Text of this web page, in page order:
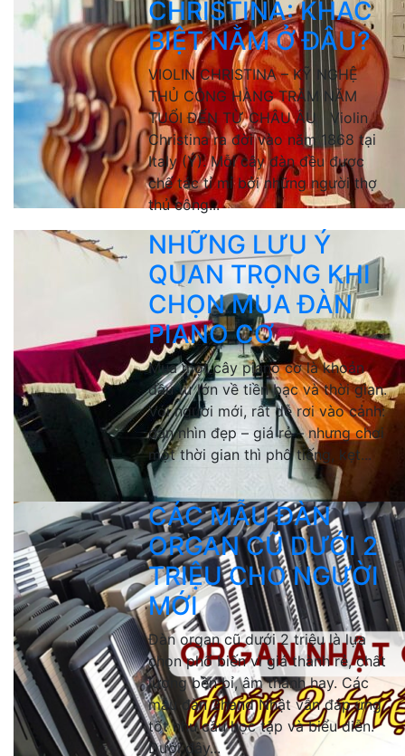
CHRISTINA: KHÁC
BIỆT NẰM Ở ĐÂU?
VIOLIN CHRISTINA – KỸ NGHỆ
THỦ CÔNG HÀNG TRĂM NĂM
TUỔI ĐẾN TỪ CHÂU ÂU Violin
Christina ra đời vào năm 1868 tại
Italy (Ý). Mỗi cây đàn đều được
chế tác tỉ mỉ bởi những người thợ
thủ công...
NHỮNG LƯU Ý
QUAN TRỌNG KHI
CHỌN MUA ĐÀN
PIANO CƠ
Mua một cây piano cơ là khoản
đầu tư lớn về tiền bạc và thời gian.
Với người mới, rất dễ rơi vào cảnh:
đàn nhìn đẹp – giá rẻ – nhưng chơi
một thời gian thì phô tiếng, kẹt...
CÁC MẪU ĐÀN
ORGAN CŨ DƯỚI 2
TRIỆU CHO NGƯỜI
MỚI
Đàn organ cũ dưới 2 triệu là lựa
chọn phổ biến vì giá thành rẻ, chất
lượng bền bỉ, âm thanh hay. Các
mẫu đàn 2hand Nhật vẫn đáp ứng
tốt nhu cầu học tập và biểu diễn.
Dưới đây...